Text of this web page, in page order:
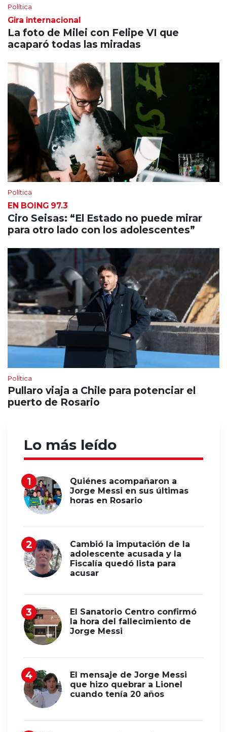
Política
Gira internacional
La foto de Milei con Felipe VI que
acaparó todas las miradas
Política
EN BOING 97.3
Ciro Seisas: “El Estado no puede mirar
para otro lado con los adolescentes”
Política
Pullaro viaja a Chile para potenciar el
puerto de Rosario
Lo más leído
Quiénes acompañaron a
Jorge Messi en sus últimas
horas en Rosario
Cambió la imputación de la
adolescente acusada y la
Fiscalía quedó lista para
acusar
El Sanatorio Centro confirmó
la hora del fallecimiento de
Jorge Messi
El mensaje de Jorge Messi
que hizo quebrar a Lionel
cuando tenía 20 años